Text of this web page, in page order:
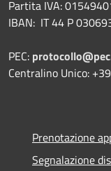
Partita IVA:
IBAN: IT 44 P
PEC:
Centralino Unico:
Prenotazione
Segnalazione